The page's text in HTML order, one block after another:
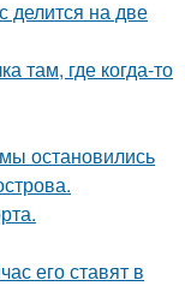
делится на две
там, где когда-то
остановились
его ставят в